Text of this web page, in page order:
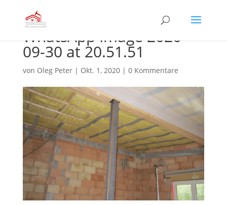
WhatsApp Image 2020-
09-30 at 20.51.51
von Oleg Peter| Okt. 1, 2020| 0 Kommentare